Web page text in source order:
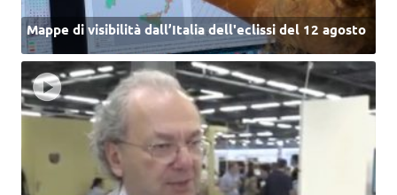
Mappe di visibilità dall’Italia dell'eclissi del 12 agosto